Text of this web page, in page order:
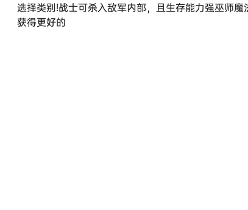
选择类别!战士可杀入敌军内部，且生存能力强巫师
获得更好的